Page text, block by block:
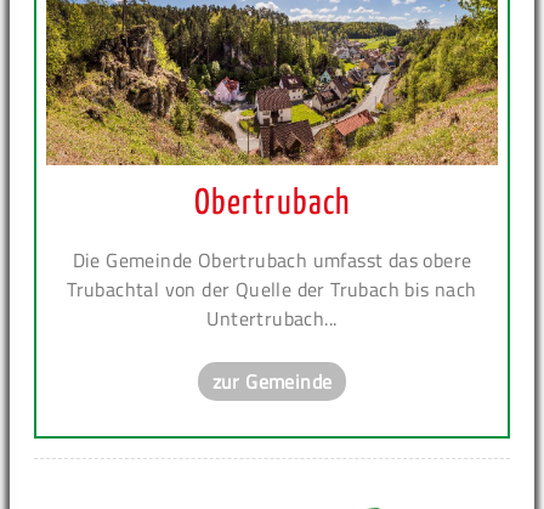
Obertrubach
Die Gemeinde Obertrubach umfasst das obere
Trubachtal von der Quelle der Trubach bis nach
Untertrubach...
zur Gemeinde